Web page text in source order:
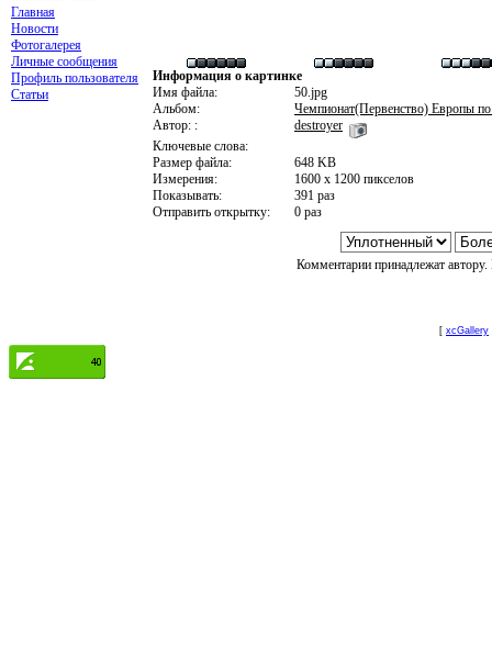
Главная
Новости
Фотогалерея
Личные сообщения
Профиль пользователя
Статьи
Информация о картинке
Имя файла:
50.jpg
Альбом:
Чемпионат(Первенство) Европы
Автор: :
destroyer
Ключевые слова:
Размер файла:
648 KB
Измерения:
1600 x 1200 пикселов
Показывать:
391 раз
Отправить открытку:
0 раз
Комментарии принадлежат
[ xcGallery